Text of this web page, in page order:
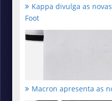
Kappa divulga as
Foot
Macron apresenta as